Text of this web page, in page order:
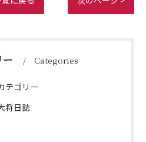
ー Categories
テゴリー
将日誌